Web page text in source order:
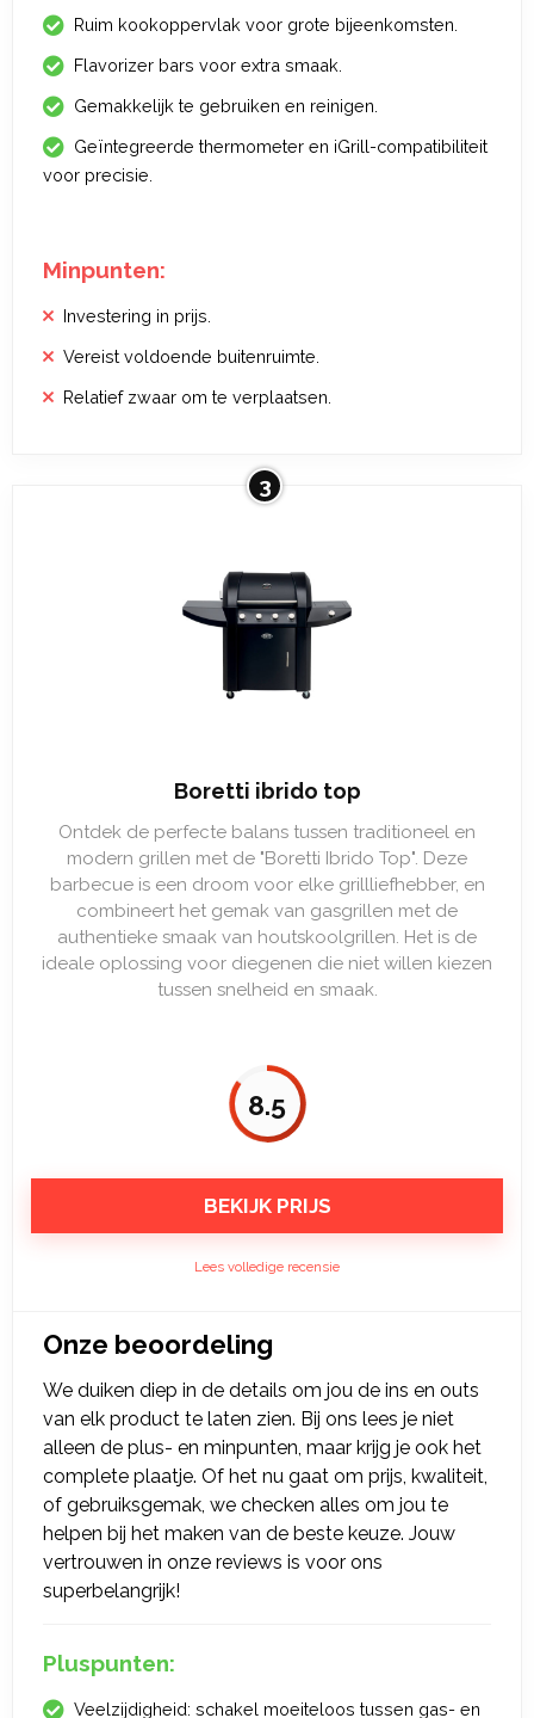
Ruim kookoppervlak voor grote bijeenkomsten.
Flavorizer bars voor extra smaak.
Gemakkelijk te gebruiken en reinigen.
Geïntegreerde thermometer en iGrill-compatibiliteit
voor precisie.
Minpunten:
Investering in prijs.
Vereist voldoende buitenruimte.
Relatief zwaar om te verplaatsen.
3
Boretti ibrido top
Ontdek de perfecte balans tussen traditioneel en
modern grillen met de "Boretti Ibrido Top". Deze
barbecue is een droom voor elke grillliefhebber, en
combineert het gemak van gasgrillen met de
authentieke smaak van houtskoolgrillen. Het is de
ideale oplossing voor diegenen die niet willen kiezen
tussen snelheid en smaak.
8.5
BEKIJK PRIJS
Lees volledige recensie
Onze beoordeling
We duiken diep in de details om jou de ins en outs
van elk product te laten zien. Bij ons lees je niet
alleen de plus- en minpunten, maar krijg je ook het
complete plaatje. Of het nu gaat om prijs, kwaliteit,
of gebruiksgemak, we checken alles om jou te
helpen bij het maken van de beste keuze. Jouw
vertrouwen in onze reviews is voor ons
superbelangrijk!
Pluspunten:
Veelzijdigheid: schakel moeiteloos tussen gas- en